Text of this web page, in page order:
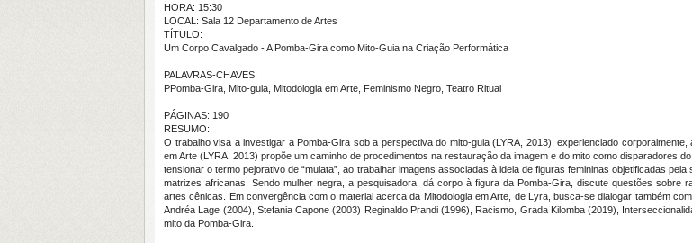
HORA: 15:30
LOCAL: Sala 12 Departamento de Artes
TÍTULO:
Um Corpo Cavalgado - A Pomba-Gira como Mito-Guia na Criação Performática
PALAVRAS-CHAVES:
PPomba-Gira, Mito-guia, Mitodologia em Arte, Feminismo Negro, Teatro Ritual
PÁGINAS: 190
RESUMO:
O trabalho visa a investigar a Pomba-Gira sob a perspectiva do mito-guia (LYRA, 2013), experienciado
em Arte (LYRA, 2013) propõe um caminho de procedimentos na restauração da imagem e do mito como disparadores
tensionar o termo pejorativo de “mulata”, ao trabalhar imagens associadas à ideia de figuras femininas objetificadas
matrizes africanas. Sendo mulher negra, a pesquisadora, dá corpo à figura da Pomba-Gira, discute questões sobre
artes cênicas. Em convergência com o material acerca da Mitodologia em Arte, de Lyra, busca-se dialogar também
Andréa Lage (2004), Stefania Capone (2003) Reginaldo Prandi (1996), Racismo, Grada Kilomba (2019),
mito da Pomba-Gira.